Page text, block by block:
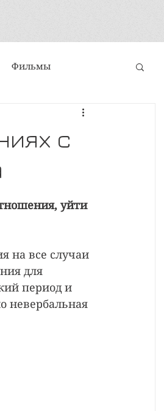
Фильмы
развитие
с
уйти
на все случаи
для
период и
невербальная